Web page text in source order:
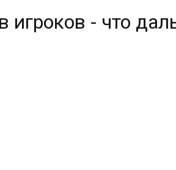
игроков - что